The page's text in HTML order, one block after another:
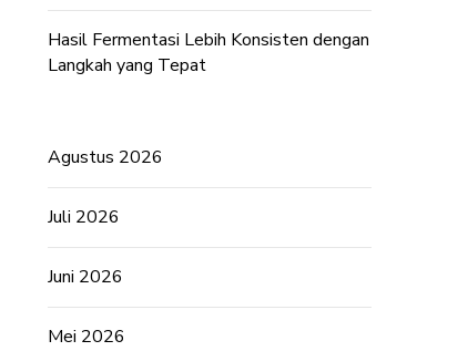
Hasil Fermentasi Lebih Konsisten dengan
Langkah yang Tepat
Agustus 2026
Juli 2026
Juni 2026
Mei 2026